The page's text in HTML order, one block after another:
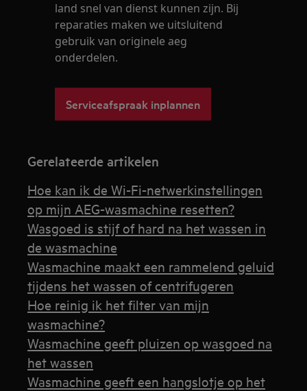
land snel van dienst kunnen zijn. Bij
reparaties maken we uitsluitend
gebruik van originele aeg
onderdelen.
Serviceafspraak inplannen
Gerelateerde artikelen
Hoe kan ik de Wi-Fi-netwerkinstellingen
op mijn AEG-wasmachine resetten?
Wasgoed is stijf of hard na het wassen in
de wasmachine
Wasmachine maakt een rammelend geluid
tijdens het wassen of centrifugeren
Hoe reinig ik het filter van mijn
wasmachine?
Wasmachine geeft pluizen op wasgoed na
het wassen
Wasmachine geeft een hangslotje op het